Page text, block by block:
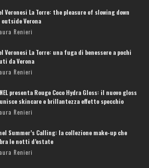
Veronesi La Torre: the pleasure of slowing down
Verona
Renieri
Veronesi La Torre: una fuga di benessere a pochi
da Verona
Renieri
presenta Rouge Coco Hydra Gloss: il nuovo gloss
skincare e brillantezza effetto specchio
Renieri
Summer’s Calling: la collezione make-up che
le notti d’estate
Renieri